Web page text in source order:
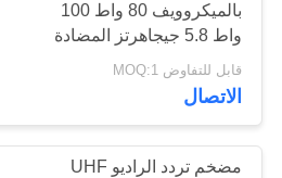
مكبر ثنائي
12
بالميكروويف 80 واط 100
واط 5.8 جيجاهرتز المضادة
لنظام الأمن
قابل للتفاوض MOQ:1
الاتصال
مضخم تردد الراديو UHF